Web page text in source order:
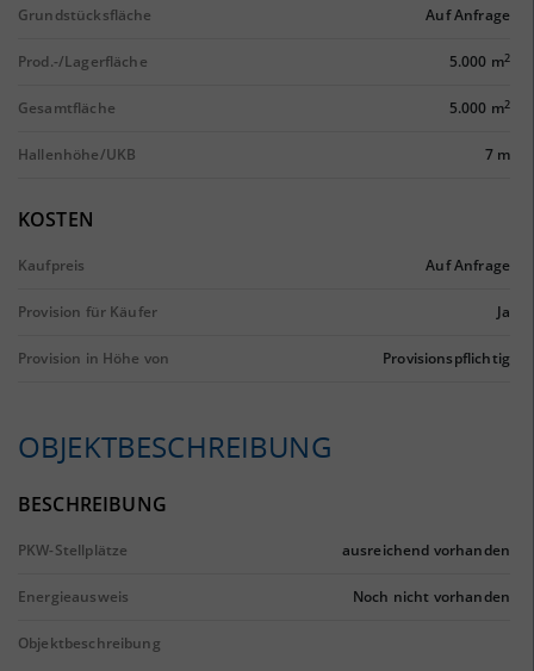
Grundstücksfläche Auf Anfrage
Prod.-/Lagerfläche 5.000 m2
Gesamtfläche 5.000 m2
Hallenhöhe/UKB 7 m
KOSTEN
Kaufpreis Auf Anfrage
Provision für Käufer Ja
Provision in Höhe von Provisionspflichtig
OBJEKTBESCHREIBUNG
BESCHREIBUNG
PKW-Stellplätze ausreichend vorhanden
Energieausweis Noch nicht vorhanden
Objektbeschreibung